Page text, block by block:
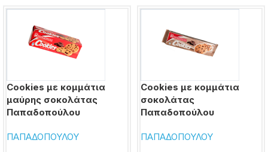
Cookies με κομμάτια
μαύρης σοκολάτας
Παπαδοπούλου
ΠΑΠΑΔΟΠΟΥΛΟΥ
Cookies με κομμάτια
σοκολάτας
Παπαδοπούλου
ΠΑΠΑΔΟΠΟΥΛΟΥ